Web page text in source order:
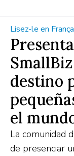
Lisez-le en
destino
el
La comunidad
de presenciar